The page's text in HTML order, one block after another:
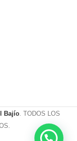
Bajío. TODOS LOS